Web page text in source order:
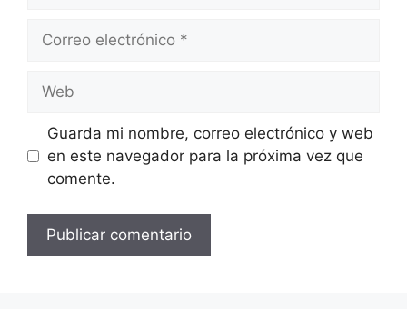
Correo
Web
Guarda mi nombre, correo electrónico y web
en este navegador para la próxima vez que
comente.